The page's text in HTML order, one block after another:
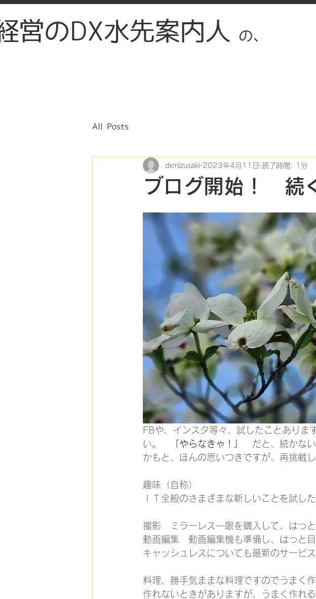
営のDX水先案内人 ​の、
All Posts
ブログ開始！ 続
dxmizusaki 2023年4月11日 読了時間: 1分
FBや、インスタ等々、試したことありま
い。
「やらなきゃ！」 だと、続かない
かもと、ほんの思いつきですが、再挑戦し
趣味（自称）
ＩＴ全般のさまざまな新しいことを試し
撮影　ミラーレス一眼を購入して、はっ
動画編集　動画編集機も準備し、はっと
キャッシュレスについても最新のサービ
料理、勝手気ままな料理ですのでうまく作
作れないときがありますが、うまく作れ